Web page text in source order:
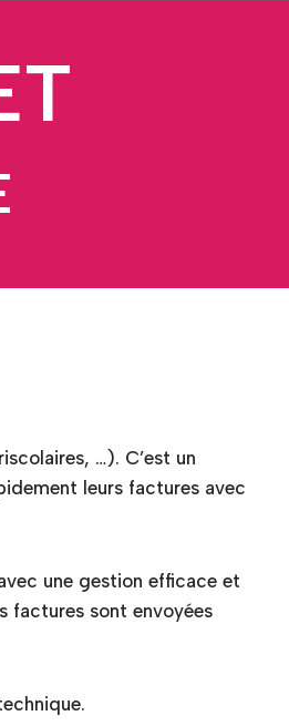
…). C’est un
leurs factures avec
une gestion efficace et
factures sont envoyées